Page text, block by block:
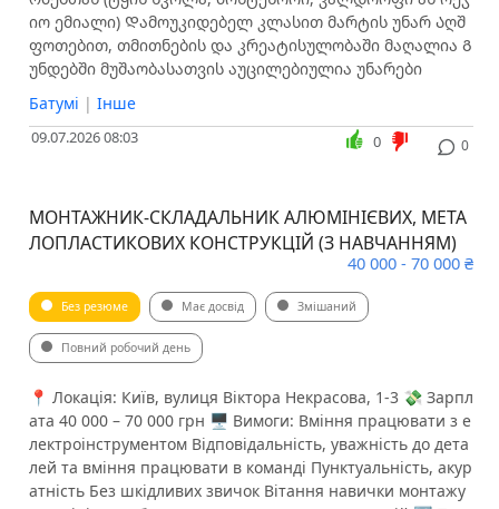
იო ემიალი) Დამოუკიდებელ კლასით მარტის უნარ Აღშ
ფოთებით, თმითნების და კრეატისულობაში მაღალია Გ
უნდებში მუშაობასათვის აუცილებიულია უნარები
Батумі | Інше
09.07.2026 08:03 0
0
МОНТАЖНИК-СКЛАДАЛЬНИК АЛЮМІНІЄВИХ, МЕТА
ЛОПЛАСТИКОВИХ КОНСТРУКЦІЙ (З НАВЧАННЯМ)
40 000 - 70 000 ₴
Без резюме Має досвід Змішаний
Повний робочий день
📍 Локація: Київ, вулиця Віктора Некрасова, 1-3 💸 Зарпл
ата 40 000 – 70 000 грн 🖥 Вимоги: Вміння працювати з е
лектроінструментом Відповідальність, уважність до дета
лей та вміння працювати в команді Пунктуальність, акур
атність Без шкідливих звичок Вітання навички монтажу